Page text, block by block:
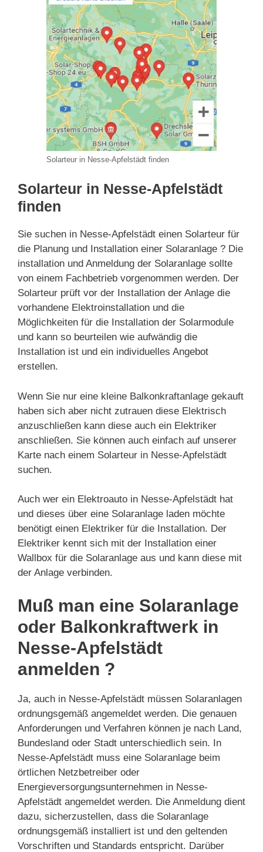
Solarteur in Nesse-Apfelstädt finden
Solarteur in Nesse-Apfelstädt
finden
Sie suchen in Nesse-Apfelstädt einen Solarteur für
die Planung und Installation einer Solaranlage ? Die
installation und Anmeldung der Solaranlage sollte
von einem Fachbetrieb vorgenommen werden. Der
Solarteur prüft vor der Installation der Anlage die
vorhandene Elektroinstallation und die
Möglichkeiten für die Installation der Solarmodule
und kann so beurteilen wie aufwändig die
Installation ist und ein individuelles Angebot
erstellen.
Wenn Sie nur eine kleine Balkonkraftanlage gekauft
haben sich aber nicht zutrauen diese Elektrisch
anzuschließen kann diese auch ein Elektriker
anschließen. Sie können auch einfach auf unserer
Karte nach einem Solarteur in Nesse-Apfelstädt
suchen.
Auch wer ein Elektroauto in Nesse-Apfelstädt hat
und dieses über eine Solaranlage laden möchte
benötigt einen Elektriker für die Installation. Der
Elektriker kennt sich mit der Installation einer
Wallbox für die Solaranlage aus und kann diese mit
der Anlage verbinden.
Muß man eine Solaranlage
oder Balkonkraftwerk in
Nesse-Apfelstädt
anmelden ?
Ja, auch in Nesse-Apfelstädt müssen Solaranlagen
ordnungsgemäß angemeldet werden. Die genauen
Anforderungen und Verfahren können je nach Land,
Bundesland oder Stadt unterschiedlich sein. In
Nesse-Apfelstädt muss eine Solaranlage beim
örtlichen Netzbetreiber oder
Energieversorgungsunternehmen in Nesse-
Apfelstädt angemeldet werden. Die Anmeldung dient
dazu, sicherzustellen, dass die Solaranlage
ordnungsgemäß installiert ist und den geltenden
Vorschriften und Standards entspricht. Darüber